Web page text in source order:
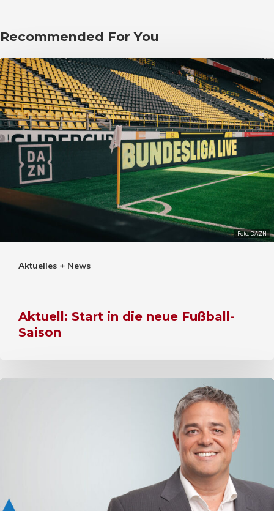
Recommended For You
Foto: DAZN
Aktuelles + News
Aktuell: Start in die neue Fußball-
Saison